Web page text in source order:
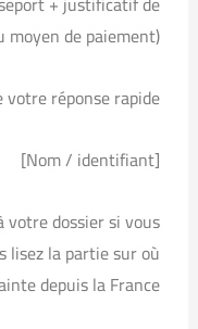
de paiement).
votre réponse rapide,
[Nom / identifiant]
votre dossier si vous
lisez la partie sur où
depuis la France.